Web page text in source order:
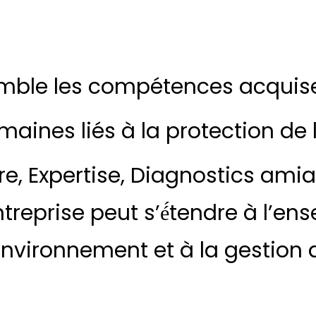
les compétences
liés à la protection de
Expertise, Diagnostics
peut s’é́tendre à
et à la gestion